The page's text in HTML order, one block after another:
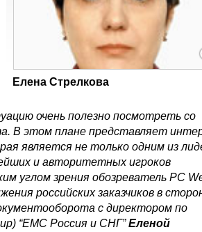
Елена Стрелкова
очень полезно посмотреть со
В этом плане представляет
является не только одним из
и авторитетных игроков
углом зрения обозреватель PC
российских заказчиков в
с директором по
“EMC Россия и СНГ”Еленой